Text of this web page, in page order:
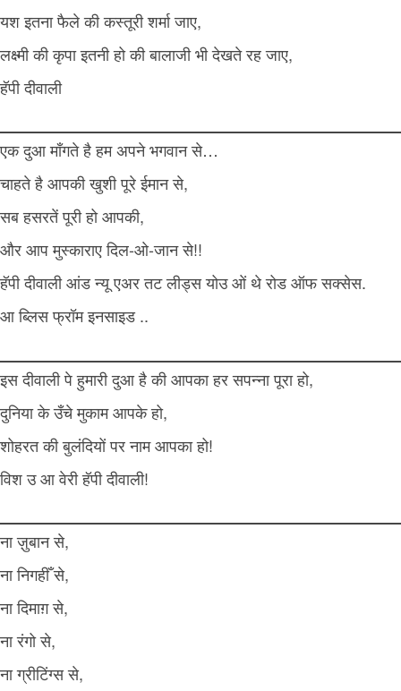
यश इतना फैले की कस्तूरी शर्मा जाए,
लक्ष्मी की कृपा इतनी हो की बालाजी भी देखते रह जाए,
हॅपी दीवाली
एक दुआ माँगते है हम अपने भगवान से…
चाहते है आपकी खुशी पूरे ईमान से,
सब हसरतें पूरी हो आपकी,
और आप मुस्काराए दिल-ओ-जान से!!
हॅपी दीवाली आंड न्यू एअर तट लीड्स योउ ओं थे रोड ऑफ सक्सेस.
आ ब्लिस फ्रॉम इनसाइड ..
इस दीवाली पे हुमारी दुआ है की आपका हर सपन्ना पूरा हो,
दुनिया के उँचे मुकाम आपके हो,
शोहरत की बुलंदियों पर नाम आपका हो!
विश उ आ वेरी हॅपी दीवाली!
ना ज़ुबान से,
ना निगहीँ से,
ना दिमाग़ से,
ना रंगो से,
ना ग्रीटिंग्स से,